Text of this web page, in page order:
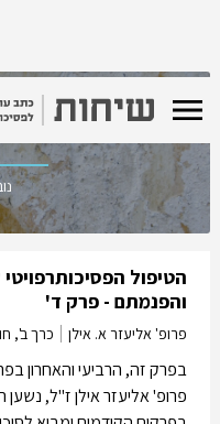
הטיפול
והפנמתם - פרק ד'
פרופ' אליעזר א. אילן כרך ב',
בפרק זה, הרביעי והאחרון
פרופ' אליעזר אילן ז"ל,